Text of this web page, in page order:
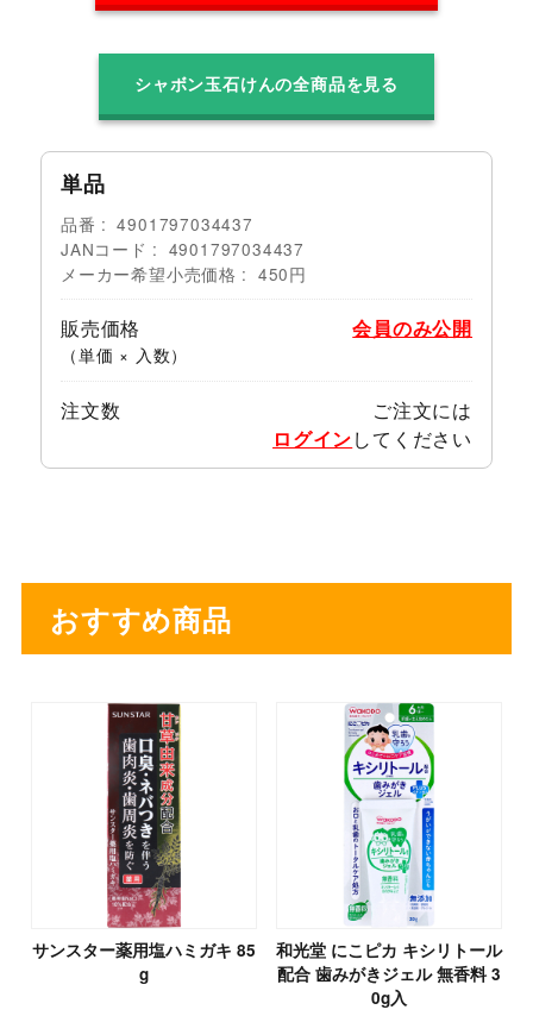
シャボン玉石けんの全商品を見る
単品
品番
4901797034437
JANコード
4901797034437
メーカー希望小売価格
450円
販売価格
（単価 × 入数）
会員のみ公開
注文数
ご注文には
ログインしてください
おすすめ商品
サンスター薬用塩ハミガキ 85
g
和光堂 にこピカ キシリトール
配合 歯みがきジェル 無香料 3
0g入